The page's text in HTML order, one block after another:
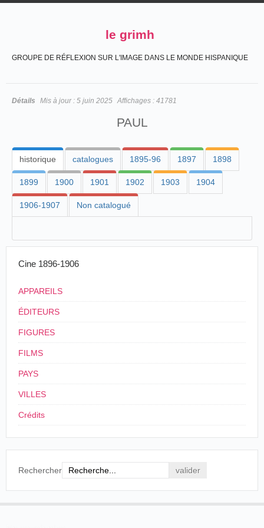
le grimh
GROUPE DE RÉFLEXION SUR L'IMAGE DANS LE MONDE HISPANIQUE
Détails Mis à jour : 5 juin 2025 Affichages : 41781
PAUL
historique catalogues 1895-96 1897 1898
1899 1900 1901 1902 1903 1904
1906-1907 Non catalogué
Cine 1896-1906
APPAREILS
ÉDITEURS
FIGURES
FILMS
PAYS
VILLES
Crédits
Rechercher